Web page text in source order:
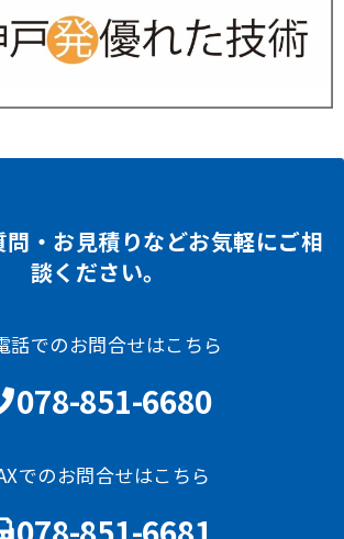
問・お見積りなどお気軽にご相
談ください。
話でのお問合せはこちら
078-851-6680
でのお問合せはこちら